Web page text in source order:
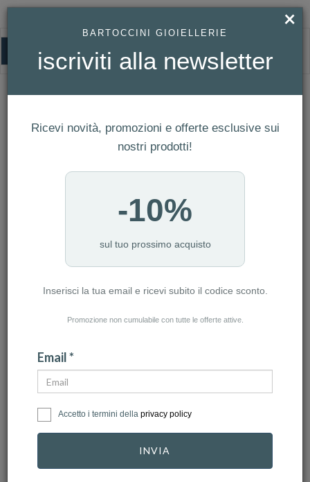
HOMEPAGE OROLOGIO I AM - SOLO CINTURINO UOMO REF. IAM-301
Orologio I AM - Solo Cinturino Uomo
Ref. IAM-301
IAM-301
×
BARTOCCINI GIOIELLERIE
iscriviti alla newsletter
Ricevi novità, promozioni e offerte esclusive sui
nostri prodotti!
-10%
sul tuo prossimo acquisto
Inserisci la tua email e ricevi subito il codice sconto.
Promozione non cumulabile con tutte le offerte attive.
Email *
Accetto i termini della privacy policy
INVIA